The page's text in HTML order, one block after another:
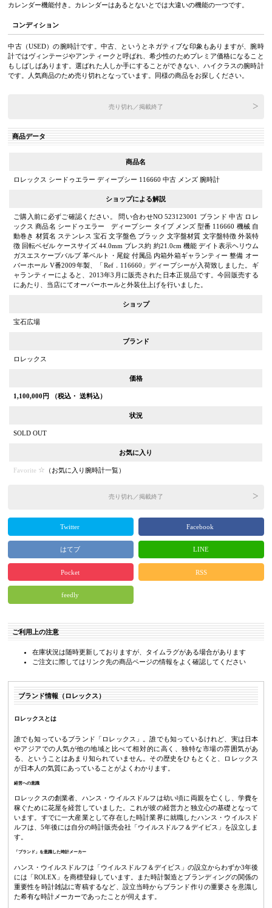
カレンダー機能付き。カレンダーはあるとないとでは大違いの機能の一つです。
コンディション
中古（USED）の腕時計です。中古、というとネガティブな印象もありますが、腕時
計ではヴィンテージやアンティークと呼ばれ、希少性のためプレミア価格になること
もしばしばあります。選ばれた人しか手にすることができない、ハイクラスの腕時計
です。人気商品のため売り切れとなっています。同様の商品をお探しください。
売り切れ／掲載終了
商品データ
商品名
ロレックス シードゥエラー ディープシー 116660 中古 メンズ 腕時計
ショップによる解説
ご購入前に必ずご確認ください。 問い合わせNO 523123001 ブランド 中古 ロレ
ックス 商品名 シードゥエラー ディープシー タイプ メンズ 型番 116660 機械 自
動巻き 材質名 ステンレス 宝石 文字盤色 ブラック 文字盤材質 文字盤特徴 外装特
徴 回転ベゼル ケースサイズ 44.0mm ブレス約 約21.0cm 機能 デイト表示ヘリウム
ガスエスケープバルブ 革ベルト・尾錠 付属品 内箱外箱ギャランティー 整備 オー
バーホール V番2009年製、「Ref．116660」ディープシーが入荷致しました。ギ
ャランティーによると、2013年3月に販売された日本正規品です。今回販売する
にあたり、当店にてオーバーホールと外装仕上げを行いました。
ショップ
宝石広場
ブランド
ロレックス
価格
1,100,000 円 （税込・ 送料込）
状況
SOLD OUT
お気に入り
Favorite （お気に入り腕時計一覧）
売り切れ／掲載終了
Twitter Facebook
はてブ LINE
Pocket RSS
feedly
ご利用上の注意
在庫状況は随時更新しておりますが、タイムラグがある場合があります
ご注文に際してはリンク先の商品ページの情報をよく確認してください
ブランド情報（ロレックス）
ロレックスとは
誰でも知っているブランド「ロレックス」。誰でも知っているけれど、実は日本
やアジアでの人気が他の地域と比べて相対的に高く、独特な市場の雰囲気があ
る、ということはあまり知られていません。その歴史をひもとくと、ロレックス
が日本人の気質にあっていることがよくわかります。
経営への意識
ロレックスの創業者、ハンス・ウイルスドルフは幼い頃に両親を亡くし、学費を
稼ぐために花屋を経営していました。これが彼の経営力と独立心の基礎となって
います。すでに一大産業として存在した時計業界に就職したハンス・ウイルスド
ルフは、5年後には自分の時計販売会社「ウイルスドルフ＆デイビス」を設立しま
す。
「ブランド」を意識した時計メーカー
ハンス・ウイルスドルフは「ウイルスドルフ＆デイビス」の設立からわずか3年後
には「ROLEX」を商標登録しています。また時計製造とブランディングの関係の
重要性を時計雑誌に寄稿するなど、設立当時からブランド作りの重要さを意識し
た希有な時計メーカーであったことが伺えます。